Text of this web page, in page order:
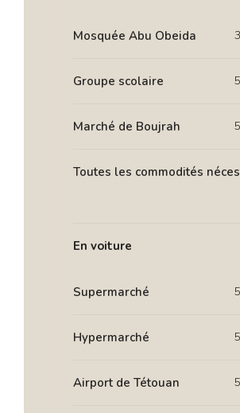
Mosquée Abu Obeida
Groupe scolaire
Marché de Boujrah
Toutes les commodités
En voiture
Supermarché
Hypermarché
Airport de Tétouan